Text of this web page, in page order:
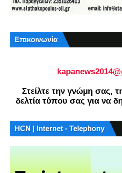
Επικοινωνία
Στείλτε την γνώμη σας,
δελτία τύπου σας για να
HCN | Internet - Telephony